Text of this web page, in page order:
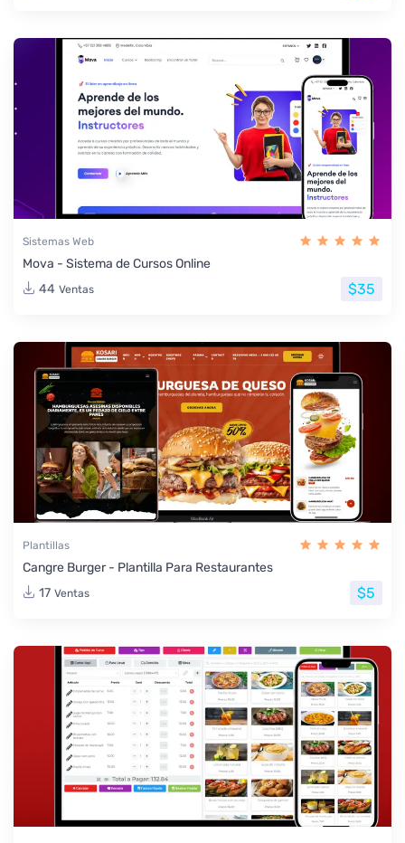
Sistemas Web
Mova - Sistema de Cursos Online
44 Ventas $35
Plantillas
Cangre Burger - Plantilla Para Restaurantes
17 Ventas $5